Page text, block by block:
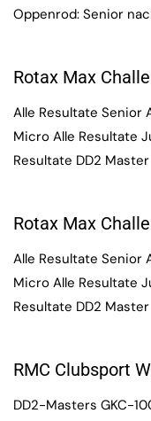
Oppenrod: Senior
Rotax Max
Alle Resultate Senior
Micro Alle Resultate
Resultate DD2 Master
Rotax Max
Alle Resultate Senior
Micro Alle Resultate
Resultate DD2 Master
RMC Clubsport
DD2-Masters GKC-